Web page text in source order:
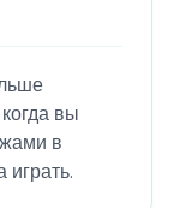
вы
в
играть.